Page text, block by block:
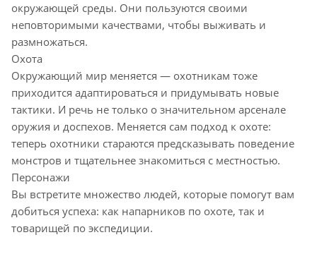
окружающей среды. Они пользуются своими
неповторимыми качествами, чтобы выживать и
размножаться.
Охота
Окружающий мир меняется — охотникам тоже
приходится адаптироваться и придумывать новые
тактики. И речь не только о значительном арсенале
оружия и доспехов. Меняется сам подход к охоте:
теперь охотники стараются предсказывать поведение
монстров и тщательнее знакомиться с местностью.
Персонажи
Вы встретите множество людей, которые помогут вам
добиться успеха: как напарников по охоте, так и
товарищей по экспедиции.